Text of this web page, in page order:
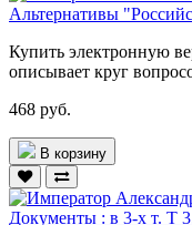
Альтернативы
Купить электронную
описывает круг
468 руб.
В корзину